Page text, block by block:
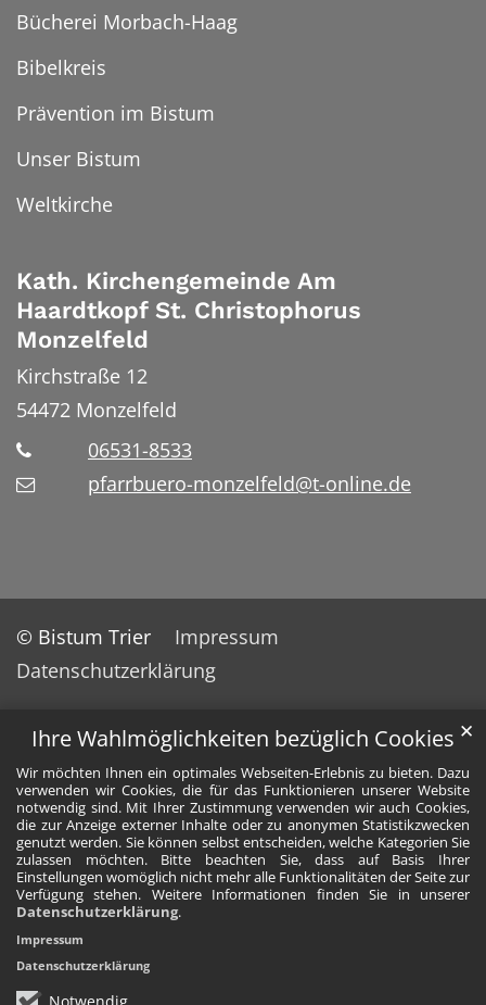
Ihre Wahlmöglichkeiten bezüglich Cookies
Wir möchten Ihnen ein optimales Webseiten-Erlebnis zu bieten. Dazu
verwenden wir Cookies, die für das Funktionieren unserer Website
notwendig sind. Mit Ihrer Zustimmung verwenden wir auch Cookies,
die zur Anzeige externer Inhalte oder zu anonymen Statistikzwecken
genutzt werden. Sie können selbst entscheiden, welche Kategorien Sie
zulassen möchten. Bitte beachten Sie, dass auf Basis Ihrer
Einstellungen womöglich nicht mehr alle Funktionalitäten der Seite zur
Verfügung stehen. Weitere Informationen finden Sie in unserer
Datenschutzerklärung.
Notwendig
✕
Impressum
Datenschutzerklärung
Bücherei Morbach-Haag
Bibelkreis
Prävention im Bistum
Unser Bistum
Weltkirche
Kath. Kirchengemeinde Am
Haardtkopf St. Christophorus
Monzelfeld
Kirchstraße 12
54472 Monzelfeld
06531-8533
pfarrbuero-monzelfeld@t-online.de
© Bistum Trier
Impressum
Datenschutzerklärung